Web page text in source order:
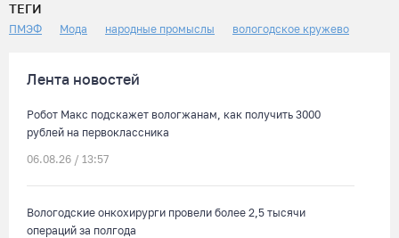
ТЕГИ
ПМЭФ Мода народные промыслы вологодское кружево
Лента новостей
Робот Макс подскажет вологжанам, как получить 3000
рублей на первоклассника
06.08.26 / 13:57
Вологодские онкохирурги провели более 2,5 тыcячи
операций за полгода